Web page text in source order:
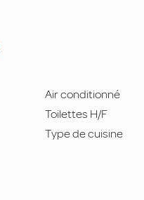
Air conditionné
Toilettes H/F
Type de cuisine